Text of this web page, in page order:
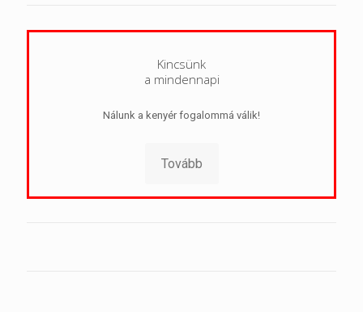
Kincsünk
a mindennapi
Nálunk a kenyér fogalommá válik!
Tovább